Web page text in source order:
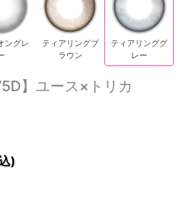
ングレ
ティアリングブ
ラウン
ティアリンググ
レー
】ユース×トリカ
)